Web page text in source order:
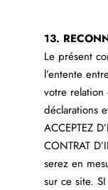
13.
Le présent
l’entente
votre
déclarations
ACCEPTEZ
CONTRAT
serez en
sur ce site.